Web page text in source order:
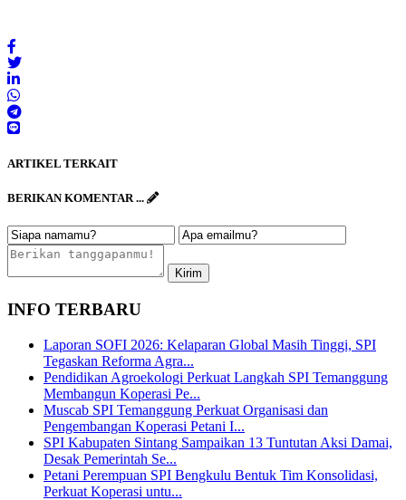
ARTIKEL TERKAIT
BERIKAN KOMENTAR ...
INFO TERBARU
Laporan SOFI 2026: Kelaparan Global Masih Tinggi, SPI
Tegaskan Reforma Agra...
Pendidikan Agroekologi Perkuat Langkah SPI Temanggung
Membangun Koperasi Pe...
Muscab SPI Temanggung Perkuat Organisasi dan
Pengembangan Koperasi Petani I...
SPI Kabupaten Sintang Sampaikan 13 Tuntutan Aksi Damai,
Desak Pemerintah Se...
Petani Perempuan SPI Bengkulu Bentuk Tim Konsolidasi,
Perkuat Koperasi untu...